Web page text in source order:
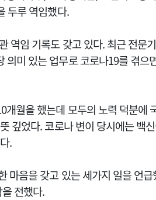
두루 역임했다.
역임 기록도 갖고 있다. 최근 전문
의미 있는 업무로 코로나19를 겪
개월을 했는데 모두의 노력 덕분에
깊었다. 코로나 변이 당시에는 백
.
마음을 갖고 있는 세가지 일을 언
전했다.